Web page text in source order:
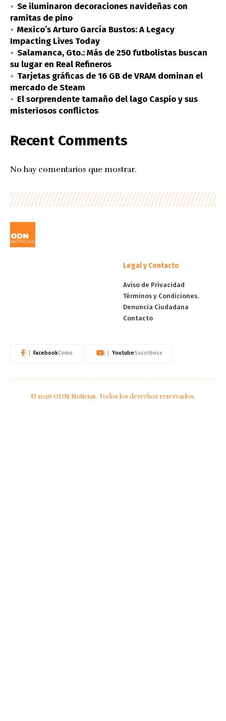
Se iluminaron decoraciones navideñas con
ramitas de pino
Mexico’s Arturo García Bustos: A Legacy
Impacting Lives Today
Salamanca, Gto.: Más de 250 futbolistas buscan
su lugar en Real Refineros
Tarjetas gráficas de 16 GB de VRAM dominan el
mercado de Steam
El sorprendente tamaño del lago Caspio y sus
misteriosos conflictos
Recent Comments
No hay comentarios que mostrar.
Legal y Contacto
Aviso de Privacidad
Términos y Condiciones.
Denuncia Ciudadana
Contacto
FacebookComo YoutubeSuscribirse
© 2026 ODN Noticias. Todos los derechos reservados.